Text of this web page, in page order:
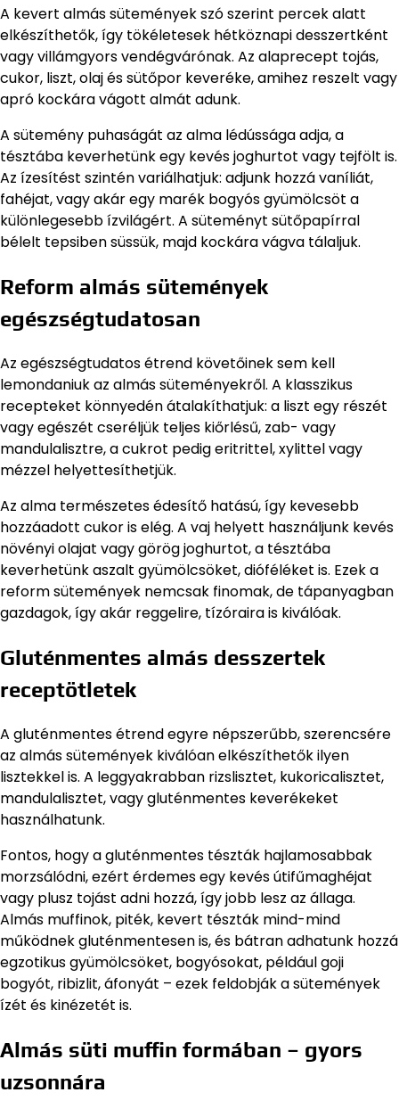
A kevert almás sütemények szó szerint percek alatt
elkészíthetők, így tökéletesek hétköznapi desszertként
vagy villámgyors vendégvárónak. Az alaprecept tojás,
cukor, liszt, olaj és sütőpor keveréke, amihez reszelt vagy
apró kockára vágott almát adunk.
A sütemény puhaságát az alma lédússága adja, a
tésztába keverhetünk egy kevés joghurtot vagy tejfölt is.
Az ízesítést szintén variálhatjuk: adjunk hozzá vaníliát,
fahéjat, vagy akár egy marék bogyós gyümölcsöt a
különlegesebb ízvilágért. A süteményt sütőpapírral
bélelt tepsiben süssük, majd kockára vágva tálaljuk.
Reform almás sütemények
egészségtudatosan
Az egészségtudatos étrend követőinek sem kell
lemondaniuk az almás süteményekről. A klasszikus
recepteket könnyedén átalakíthatjuk: a liszt egy részét
vagy egészét cseréljük teljes kiőrlésű, zab- vagy
mandulalisztre, a cukrot pedig eritrittel, xylittel vagy
mézzel helyettesíthetjük.
Az alma természetes édesítő hatású, így kevesebb
hozzáadott cukor is elég. A vaj helyett használjunk kevés
növényi olajat vagy görög joghurtot, a tésztába
keverhetünk aszalt gyümölcsöket, dióféléket is. Ezek a
reform sütemények nemcsak finomak, de tápanyagban
gazdagok, így akár reggelire, tízóraira is kiválóak.
Gluténmentes almás desszertek
receptötletek
A gluténmentes étrend egyre népszerűbb, szerencsére
az almás sütemények kiválóan elkészíthetők ilyen
lisztekkel is. A leggyakrabban rizslisztet, kukoricalisztet,
mandulalisztet, vagy gluténmentes keverékeket
használhatunk.
Fontos, hogy a gluténmentes tészták hajlamosabbak
morzsálódni, ezért érdemes egy kevés útifűmaghéjat
vagy plusz tojást adni hozzá, így jobb lesz az állaga.
Almás muffinok, piték, kevert tészták mind-mind
működnek gluténmentesen is, és bátran adhatunk hozzá
egzotikus gyümölcsöket, bogyósokat, például goji
bogyót, ribizlit, áfonyát – ezek feldobják a sütemények
ízét és kinézetét is.
Almás süti muffin formában – gyors
uzsonnára